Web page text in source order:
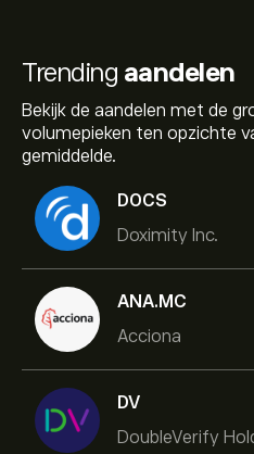
Trending aandelen
Bekijk de aandelen met de
volumepieken ten opzichte
gemiddelde.
DOCS
Doximity Inc.
ANA.MC
Acciona
DV
DoubleVerify